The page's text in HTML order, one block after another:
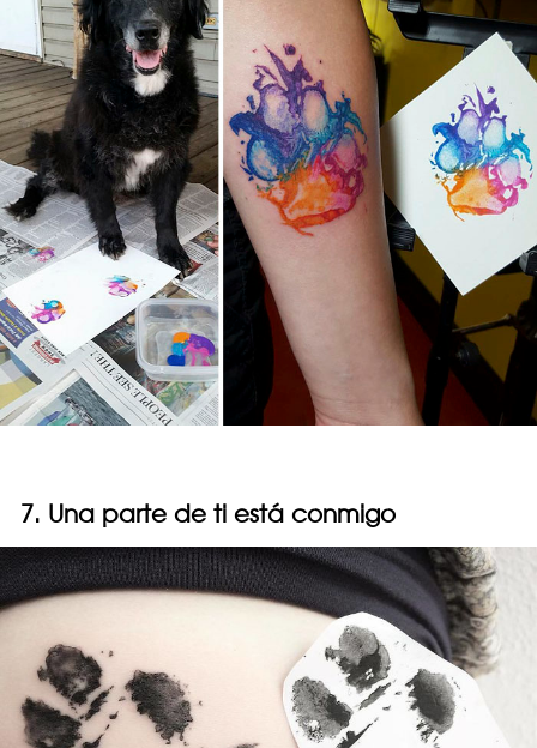
7. Una parte de ti está conmigo